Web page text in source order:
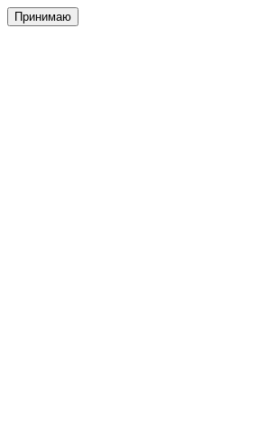
Принимаю